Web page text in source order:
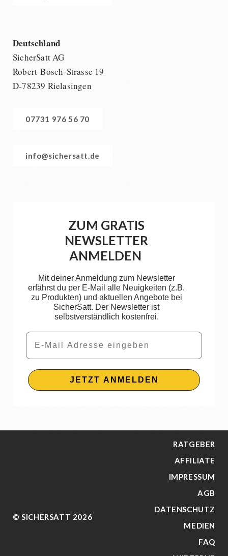
Deutschland
SicherSatt AG
Robert-Bosch-Strasse 19
D-78239 Rielasingen
07731 976 56 70
info@sichersatt.de
ZUM GRATIS
NEWSLETTER
ANMELDEN
Mit deiner Anmeldung zum Newsletter
erfährst du per E-Mail alle Neuigkeiten (z.B.
zu Produkten) und aktuellen Angebote bei
SicherSatt. Der Newsletter ist
selbstverständlich kostenfrei.
Email
JETZT ANMELDEN
© SICHERSATT 2026
RATGEBER
AFFILIATE
IMPRESSUM
AGB
DATENSCHUTZ
MEDIEN
FAQ